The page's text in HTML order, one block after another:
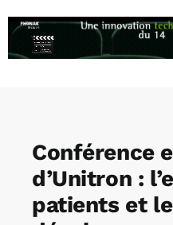
RH et emploi
Agenda
Conférence
d’Unitron :
patients et le